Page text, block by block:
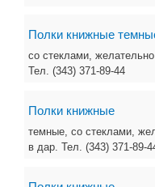
Полки книжные
со стеклами,
Тел. (343) 371-89-44
Полки книжные
темные, со стеклами,
в дар. Тел. (343) 371-89-